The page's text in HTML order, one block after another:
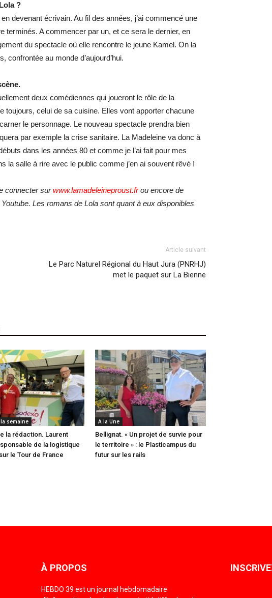
?
devenant écrivain. Au fil des années, j’ai commencé une
terminés. A commencer par un, et ce sera le dernier, en
du spectacle où elle rencontre le jeune Kamel. On la
confrontée au monde d’aujourd’hui.
deux comédiennes qui joueront le rôle de la
toujours, celui de sa cuisine. Elles vont apporter chacune
le personnage. Le nouveau spectacle prendra bien
par exemple la crise sanitaire. La Madeleine va donc à
dans les années 80 et comme je l’ai fait pour mes
la salle à rire avec le public comme j’en ai souvent rêvé !
connecter surwww.lamadeleineproust.frou encore de
Les romans de Lola sont quant à eux disponibles
Article suivant
Le Parc Naturel Régional du Haut Jura (PNRHJ)
met le paquet sur La Bienne
semaine
la rédaction. Laurent
de la logistique
le Tour de France
A la Une
Bellignat. « Un projet de survie pour
le territoire » : le Plasticampus du
futur sur les rails